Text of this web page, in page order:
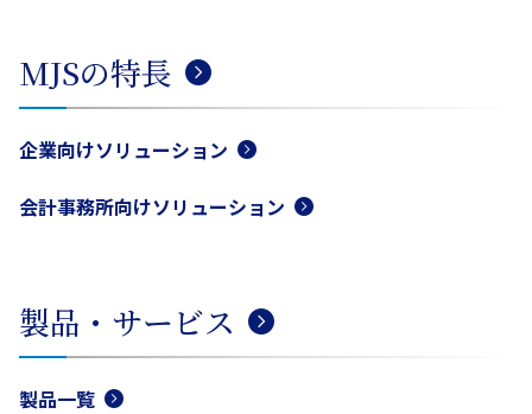
MJSの特長
企業向けソリューション
会計事務所向けソリューション
製品・サービス
製品一覧